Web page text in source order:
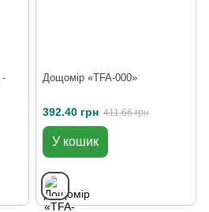
-
Дощомір «TFA-000»
392.40 грн 411.66 грн
У кошик